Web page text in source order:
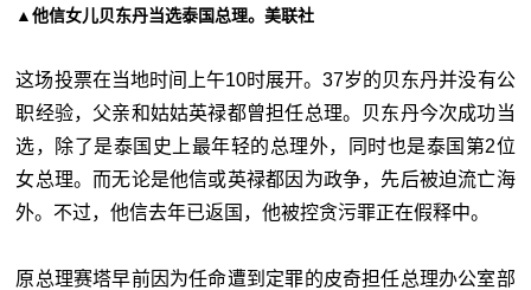
▲他信女儿贝东丹当选泰国总理。美联社
这场投票在当地时间上午10时展开。37岁的贝东丹并没有公
职经验，父亲和姑姑英禄都曾担任总理。贝东丹今次成功当
选，除了是泰国史上最年轻的总理外，同时也是泰国第2位
女总理。而无论是他信或英禄都因为政争，先后被迫流亡海
外。不过，他信去年已返国，他被控贪污罪正在假释中。
原总理赛塔早前因为任命遭到定罪的皮奇担任总理办公室部